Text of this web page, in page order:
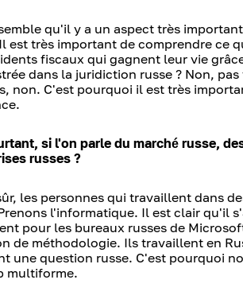
qu'il y a un aspect très
est très important de comprendre ce
fiscaux qui gagnent leur vie
dans la juridiction russe ? Non,
non. C'est pourquoi il est très
si l'on parle du marché russe,
russes ?
les personnes qui travaillent dans
l'informatique. Il est clair qu'il
pour les bureaux russes de
de méthodologie. Ils travaillent en
une question russe. C'est pourquoi
multiforme.